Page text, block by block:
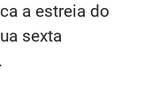
a estreia do
sexta